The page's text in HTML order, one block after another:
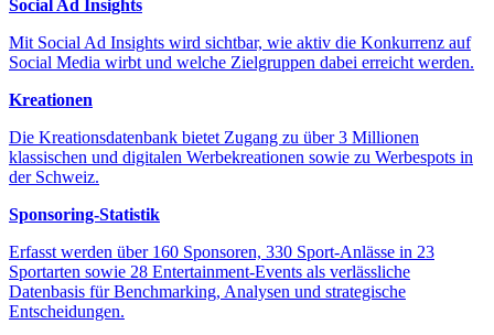
Social Ad Insights
Mit Social Ad Insights wird sichtbar, wie aktiv die Konkurrenz auf
Social Media wirbt und welche Zielgruppen dabei erreicht werden.
Kreationen
Die Kreationsdatenbank bietet Zugang zu über 3 Millionen
klassischen und digitalen Werbekreationen sowie zu Werbespots in
der Schweiz.
Sponsoring-Statistik
Erfasst werden über 160 Sponsoren, 330 Sport-Anlässe in 23
Sportarten sowie 28 Entertainment-Events als verlässliche
Datenbasis für Benchmarking, Analysen und strategische
Entscheidungen.